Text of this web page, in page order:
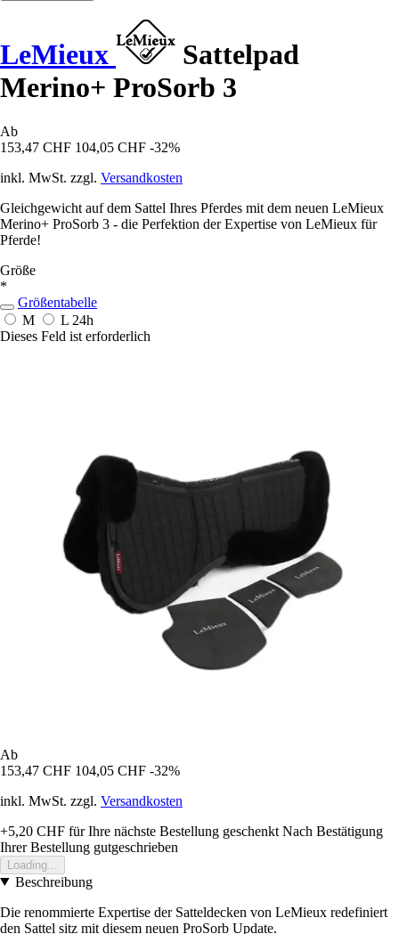
LeMieux
Sattelpad
Merino+ ProSorb 3
Ab
153,47 CHF 104,05 CHF -32%
inkl. MwSt. zzgl. Versandkosten
Gleichgewicht auf dem Sattel Ihres Pferdes mit dem neuen LeMieux
Merino+ ProSorb 3 - die Perfektion der Expertise von LeMieux für
Pferde!
Größe
*
Größentabelle
M
L 24h
Dieses Feld ist erforderlich
Ab
153,47 CHF 104,05 CHF -32%
inkl. MwSt. zzgl. Versandkosten
+5,20 CHF für Ihre nächste Bestellung geschenkt Nach Bestätigung
Ihrer Bestellung gutgeschrieben
Loading...
Beschreibung
Die renommierte Expertise der Satteldecken von LeMieux redefiniert
den Sattel sitz mit diesem neuen ProSorb Update.